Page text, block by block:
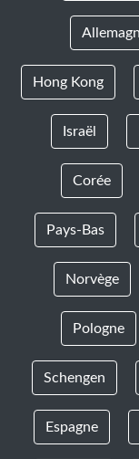
Hong Kong
Israël
Corée
Pays-Bas
Norvège
Pologne
Schengen
Espagne